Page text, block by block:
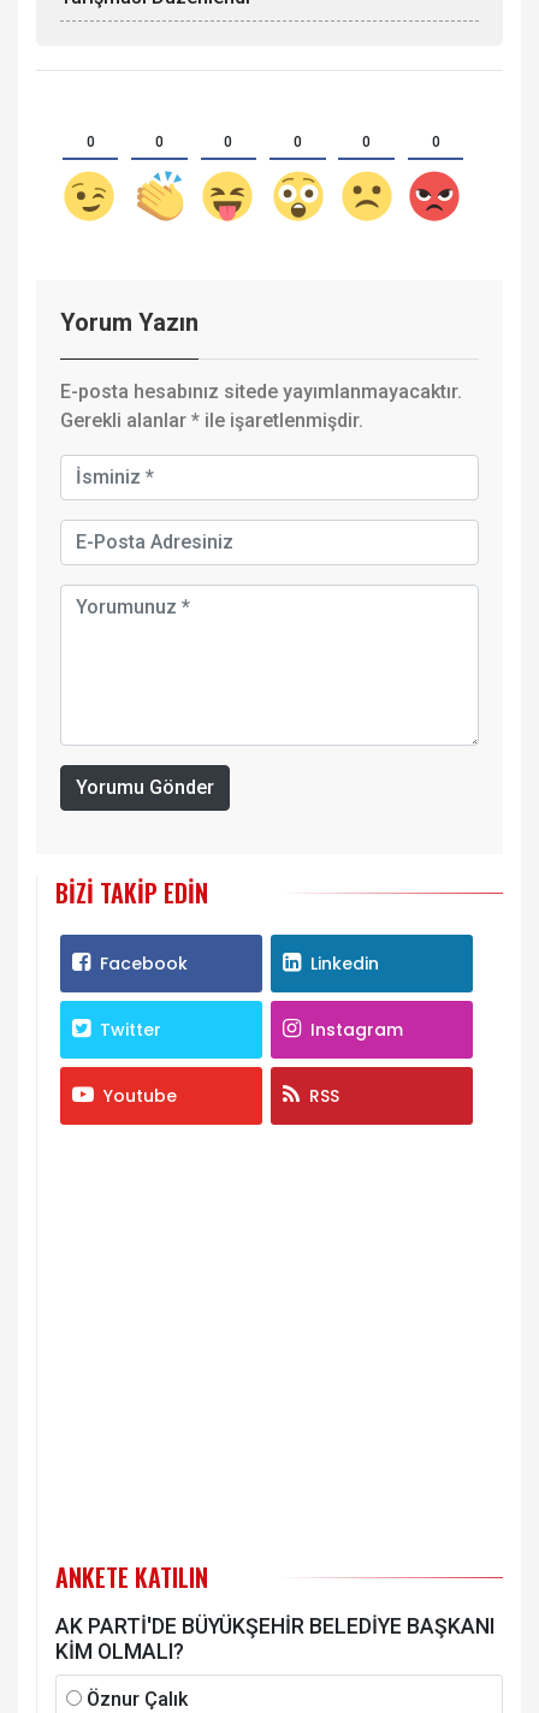
0 0 0 0 0 0
Yorum Yazın
E-posta hesabınız sitede yayımlanmayacaktır.
Gerekli alanlar * ile işaretlenmişdir.
Yorumu Gönder
BIZI TAKIP EDIN
Facebook Linkedin
Twitter Instagram
Youtube RSS
ANKETE KATILIN
AK PARTİ'DE BÜYÜKŞEHİR BELEDİYE BAŞKANI
KİM OLMALI?
Öznur Çalık